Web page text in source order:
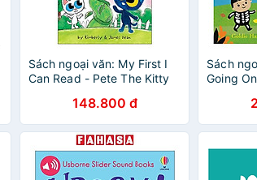
Sách ngoại văn: My First I
Can Read - Pete The Kitty
148.800 đ
Sách
Going